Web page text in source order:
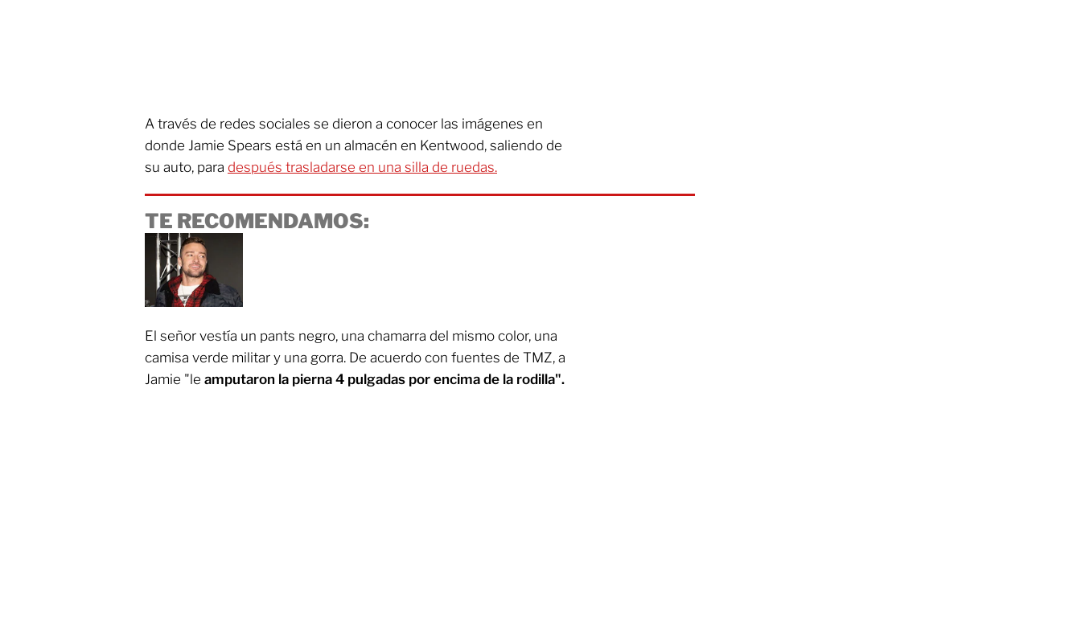
A través de redes sociales se dieron a conocer las imágenes en
donde Jamie Spears está en un almacén en Kentwood, saliendo de
su auto, para después trasladarse en una silla de ruedas.
TE RECOMENDAMOS:
El señor vestía un pants negro, una chamarra del mismo color, una
camisa verde militar y una gorra. De acuerdo con fuentes de TMZ, a
Jamie "le amputaron la pierna 4 pulgadas por encima de la rodilla".